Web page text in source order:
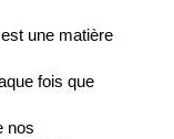
une matière
fois que
nos